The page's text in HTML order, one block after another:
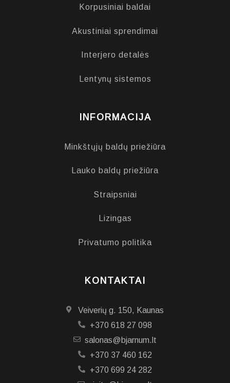
Korpusiniai baldai
Akustiniai sprendimai
Interjero detalės
Lentynų sistemos
INFORMACIJA
Minkštųjų baldų priežiūra
Lauko baldų priežiūra
Straipsniai
Lizingas
Privatumo politika
KONTAKTAI
Veiverių g. 150, Kaunas
+370 618 27 098
salonas@bjarnum.lt
+370 37 460 162
+370 699 24 282